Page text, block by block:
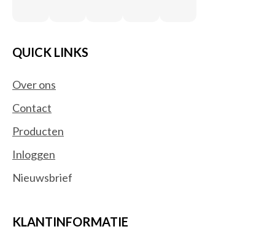
QUICK LINKS
Over ons
Contact
Producten
Inloggen
Nieuwsbrief
KLANTINFORMATIE